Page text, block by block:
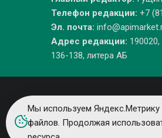
Телефон редакции: +7
Эл. почта:
Адрес редакции:
136-138, литера АБ
Мы используем
файлов. Продолжая